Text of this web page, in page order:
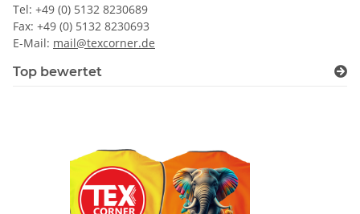
Tel: +49 (0) 5132 8230689
Fax: +49 (0) 5132 8230693
E-Mail: mail@texcorner.de
Top bewertet